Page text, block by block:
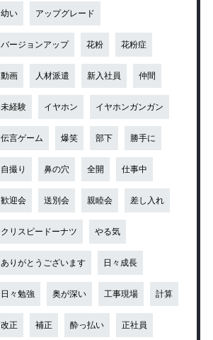
幼い アップグレード
バージョンアップ 花粉 花粉症
動画 人材派遣 新入社員 仲間
未経験 イヤホン イヤホンガンガン
伝言ゲーム 爆笑 部下 勝手に
自撮り 鼻の穴 全開 仕事中
歓迎会 送別会 親睦会 差し入れ
クリスピードーナツ やる気
ありがとうございます 日々成長
日々勉強 奥が深い 工事現場 計算
改正 補正 酔っ払い 正社員